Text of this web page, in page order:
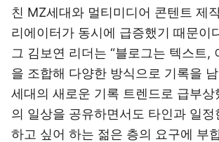
친 MZ세대와 멀티미디어 콘텐트 제
리에이터가 동시에 급증했기 때문이
그 김보연 리더는 “블로그는 텍스트,
을 조합해 다양한 방식으로 기록을
세대의 새로운 기록 트렌드로 급부상
의 일상을 공유하면서도 타인과 일정
하고 싶어 하는 젊은 층의 요구에 부